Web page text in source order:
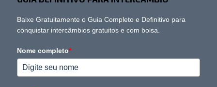
Baixe Gratuitamente o Guia Completo e Definitivo para
conquistar intercâmbios gratuitos e com bolsa.
Nome completo*